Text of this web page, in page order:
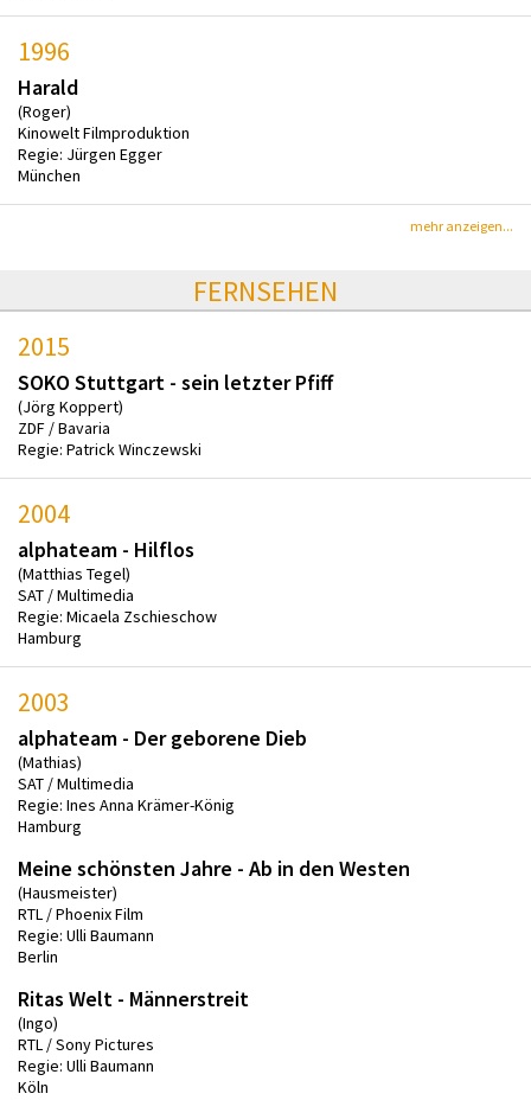
1996
Harald
(Roger)
Kinowelt Filmproduktion
Regie: Jürgen Egger
München
mehr anzeigen...
FERNSEHEN
2015
SOKO Stuttgart - sein letzter Pfiff
(Jörg Koppert)
ZDF / Bavaria
Regie: Patrick Winczewski
2004
alphateam - Hilflos
(Matthias Tegel)
SAT / Multimedia
Regie: Micaela Zschieschow
Hamburg
2003
alphateam - Der geborene Dieb
(Mathias)
SAT / Multimedia
Regie: Ines Anna Krämer-König
Hamburg
Meine schönsten Jahre - Ab in den Westen
(Hausmeister)
RTL / Phoenix Film
Regie: Ulli Baumann
Berlin
Ritas Welt - Männerstreit
(Ingo)
RTL / Sony Pictures
Regie: Ulli Baumann
Köln